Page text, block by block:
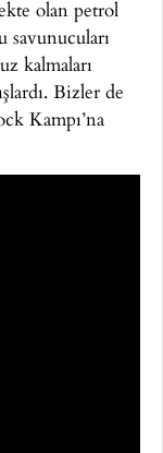
olan petrol
kalmaları
Bizler de
Kampı’na